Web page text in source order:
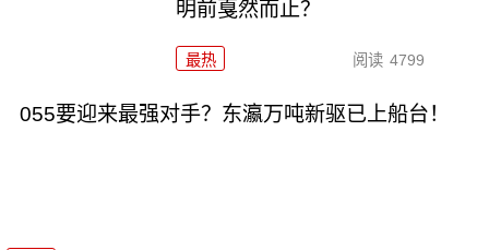
明前戛然而止？
最热 阅读 4799
055要迎来最强对手？东瀛万吨新驱已上船台！